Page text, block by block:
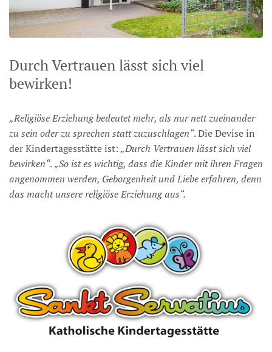
Durch Vertrauen lässt sich viel
bewirken!
„Religiöse Erziehung bedeutet mehr, als nur nett zueinander
zu sein oder zu sprechen statt zuzuschlagen“. Die Devise in
der Kindertagesstätte ist:„Durch Vertrauen lässt sich viel
bewirken“.„So ist es wichtig, dass die Kinder mit ihren Fragen
angenommen werden, Geborgenheit und Liebe erfahren, denn
das macht unsere religiöse Erziehung aus“.